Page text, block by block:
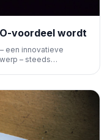
voordeel wordt
een innovatieve
– steeds